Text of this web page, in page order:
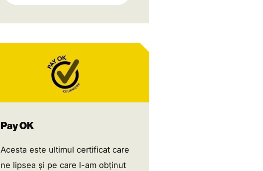
Pay OK
Acesta este ultimul certificat care
ne lipsea și pe care l-am obținut